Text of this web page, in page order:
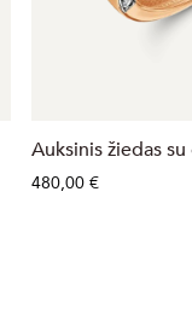
Auksinis žiedas
480,00 €